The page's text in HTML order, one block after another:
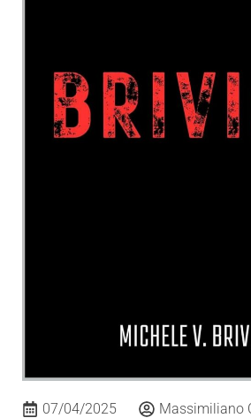
07/04/2025 Massimiliano